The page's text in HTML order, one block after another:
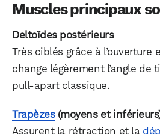
Muscles principaux
Deltoïdes postérieurs
Très ciblés grâce à l’ouverture
change légèrement l’angle de
pull-apart classique.
Trapèzes(moyens et
Assurent la rétraction et la